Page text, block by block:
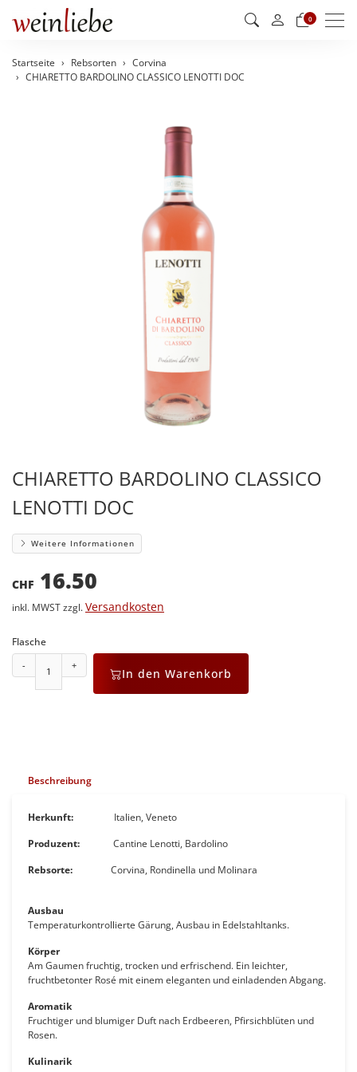
0
Startseite Rebsorten
Corvina
CHIARETTO BARDOLINO CLASSICO LENOTTI DOC
CHIARETTO BARDOLINO CLASSICO
LENOTTI DOC
Weitere Informationen
CHF 16.50
inkl. MWST zzgl.Versandkosten
Flasche
- +
In den Warenkorb
Beschreibung
Herkunft:
Italien, Veneto
Produzent:
Cantine Lenotti, Bardolino
Rebsorte:
Corvina, Rondinella und Molinara
Ausbau
Temperaturkontrollierte Gärung, Ausbau in Edelstahltanks.
Körper
Am Gaumen fruchtig, trocken und erfrischend. Ein leichter,
fruchtbetonter Rosé mit einem eleganten und einladenden Abgang.
Aromatik
Fruchtiger und blumiger Duft nach Erdbeeren, Pfirsichblüten und
Rosen.
Kulinarik